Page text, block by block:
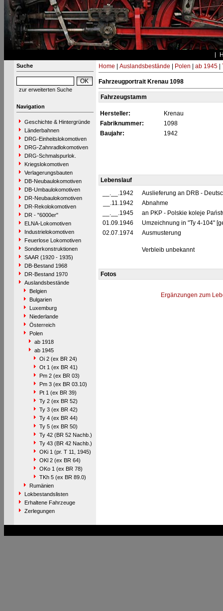
Suche
zur erweiterten Suche
Navigation
Geschichte & Hintergründe
Länderbahnen
DRG-Einheitslokomotiven
DRG-Zahnradlokomotiven
DRG-Schmalspurlok.
Kriegslokomotiven
Verlagerungsbauten
DB-Neubaulokomotiven
DB-Umbaulokomotiven
DR-Neubaulokomotiven
DR-Rekolokomotiven
DR - "6000er"
ELNA-Lokomotiven
Industrielokomotiven
Feuerlose Lokomotiven
Sonderkonstruktionen
SAAR (1920 - 1935)
DB-Bestand 1968
DR-Bestand 1970
Auslandsbestände
Belgien
Bulgarien
Luxemburg
Niederlande
Österreich
Polen
ab 1918
ab 1945
Oi 2 (ex BR 24)
Ot 1 (ex BR 41)
Pm 2 (ex BR 03)
Pm 3 (ex BR 03.10)
Pt 1 (ex BR 39)
Ty 2 (ex BR 52)
Ty 3 (ex BR 42)
Ty 4 (ex BR 44)
Ty 5 (ex BR 50)
Ty 42 (BR 52 Nachb.)
Ty 43 (BR 42 Nachb.)
OKi 1 (pr. T 11, 1945)
OKl 2 (ex BR 64)
OKo 1 (ex BR 78)
TKh 5 (ex BR 89.0)
Rumänien
Lokbestandslisten
Erhaltene Fahrzeuge
Zerlegungen
Home Auslandsbestände Polen ab 1945|
Fahrzeugportrait Krenau 1098
Fahrzeugstamm
Hersteller:
Krenau
Fabriknummer:
1098
Baujahr:
1942
Lebenslauf
__.__.1942
Auslieferung an DRB -
__.11.1942
Abnahme
__.__.1945
an PKP - Polskie koleje
01.09.1946
Umzeichnung in "Ty 4-104"
02.07.1974
Ausmusterung
Verbleib unbekannt
Fotos
Ergänzungen zum